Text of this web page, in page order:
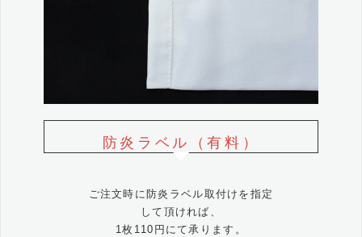
防炎ラベル（有料）
ご注文時に防炎ラベル取付けを指定
して頂ければ、
1枚110円にて承ります。